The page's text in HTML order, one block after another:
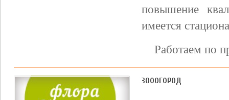
повышение
имеется
Работаем по
ЗОООГОРОД